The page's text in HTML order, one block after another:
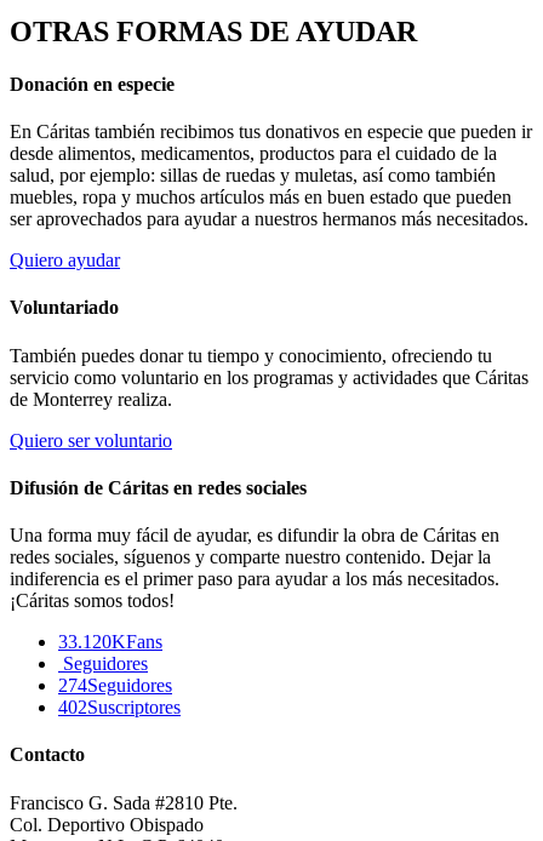
OTRAS FORMAS DE AYUDAR
Donación en especie
En Cáritas también recibimos tus donativos en especie que pueden ir
desde alimentos, medicamentos, productos para el cuidado de la
salud, por ejemplo: sillas de ruedas y muletas, así como también
muebles, ropa y muchos artículos más en buen estado que pueden
ser aprovechados para ayudar a nuestros hermanos más necesitados.
Quiero ayudar
Voluntariado
También puedes donar tu tiempo y conocimiento, ofreciendo tu
servicio como voluntario en los programas y actividades que Cáritas
de Monterrey realiza.
Quiero ser voluntario
Difusión de Cáritas en redes sociales
Una forma muy fácil de ayudar, es difundir la obra de Cáritas en
redes sociales, síguenos y comparte nuestro contenido. Dejar la
indiferencia es el primer paso para ayudar a los más necesitados.
¡Cáritas somos todos!
33.120KFans
Seguidores
274Seguidores
402Suscriptores
Contacto
Francisco G. Sada #2810 Pte.
Col. Deportivo Obispado